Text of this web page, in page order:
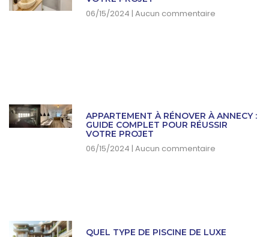
06/15/2024 Aucun commentaire
APPARTEMENT À RÉNOVER À ANNECY :
GUIDE COMPLET POUR RÉUSSIR
VOTRE PROJET
06/15/2024 Aucun commentaire
QUEL TYPE DE PISCINE DE LUXE